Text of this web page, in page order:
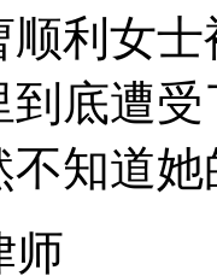
利女
到底遭
知道
师